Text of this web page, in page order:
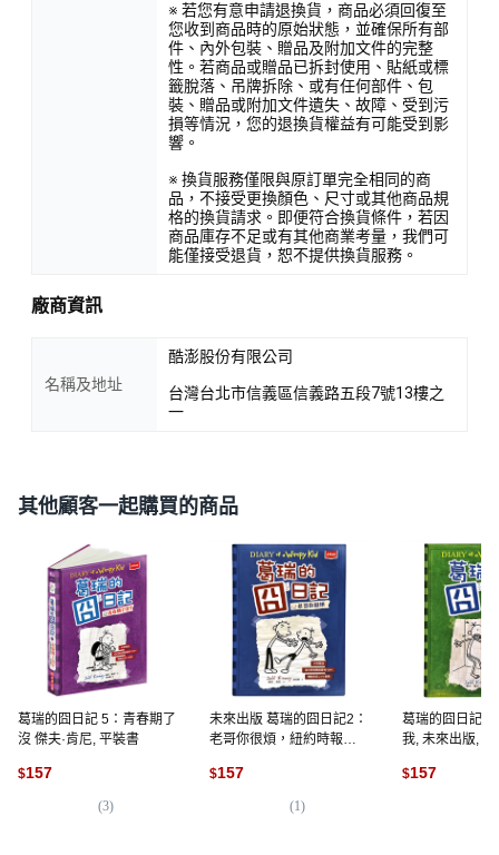
※ 若您有意申請退換貨，商品必須回復至
您收到商品時的原始狀態，並確保所有部
件、內外包裝、贈品及附加文件的完整
性。若商品或贈品已拆封使用、貼紙或標
籤脫落、吊牌拆除、或有任何部件、包
裝、贈品或附加文件遺失、故障、受到污
損等情況，您的退換貨權益有可能受到影
響。
※ 換貨服務僅限與原訂單完全相同的商
品，不接受更換顏色、尺寸或其他商品規
格的換貨請求。即便符合換貨條件，若因
商品庫存不足或有其他商業考量，我們可
能僅接受退貨，恕不提供換貨服務。
廠商資訊
名稱及地址
酷澎股份有限公司
台灣台北市信義區信義路五段7號13樓之
一
其他顧客一起購買的商品
葛瑞的囧日記 5：青春期了
沒 傑夫·肯尼, 平裝書
$157
(3)
未來出版 葛瑞的囧日記2：
老哥你很煩，紐約時報暢
習, 平裝
$157
(1)
葛瑞的囧日記3
我, 未來出版, 傑
$157